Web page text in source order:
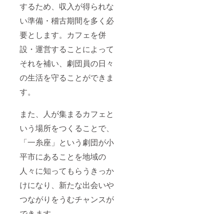
するため、収入が得られな
い準備・稽古期間を多く必
要とします。カフェを併
設・運営することによって
それを補い、劇団員の日々
の生活を守ることができま
す。
また、人が集まるカフェと
いう場所をつくることで、
「一糸座」という劇団が小
平市にあることを地域の
人々に知ってもらうきっか
けになり、新たな出会いや
つながりをうむチャンスが